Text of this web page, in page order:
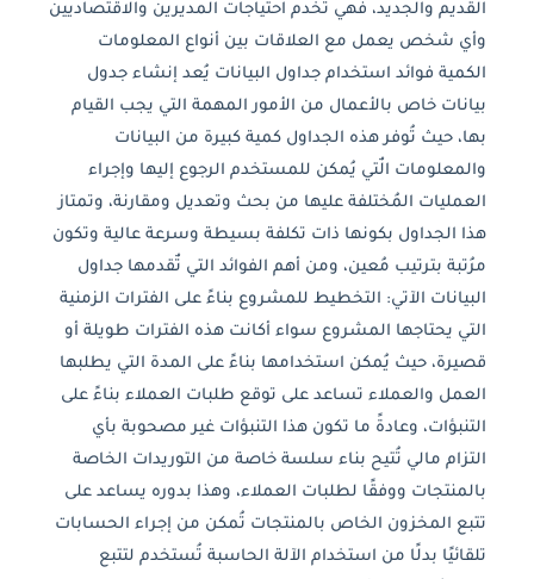
القديم والجديد، فهي تخدم احتياجات المديرين والاقتصاديين
وأي شخص يعمل مع العلاقات بين أنواع المعلومات
الكمية فوائد استخدام جداول البيانات يُعد إنشاء جدول
بيانات خاص بالأعمال من الأمور المهمة التي يجب القيام
بها، حيث تُوفر هذه الجداول كمية كبيرة من البيانات
والمعلومات الٌتي يُمكن للمستخدم الرجوع إليها وإجراء
العمليات المُختلفة عليها من بحث وتعديل ومقارنة، وتمتاز
هذا الجداول بكونها ذات تكلفة بسيطة وسرعة عالية وتكون
مرُتبة بترتيب مُعين، ومن أهم الفوائد التي تٌقدمها جداول
البيانات الآتي: التخطيط للمشروع بناءً على الفترات الزمنية
التي يحتاجها المشروع سواء أكانت هذه الفترات طويلة أو
قصيرة، حيث يُمكن استخدامها بناءً على المدة التي يطلبها
العمل والعملاء تساعد على توقع طلبات العملاء بناءً على
التنبؤات، وعادةً ما تكون هذا التنبؤات غير مصحوبة بأي
التزام مالي تُتيح بناء سلسة خاصة من التوريدات الخاصة
بالمنتجات ووفقًا لطلبات العملاء، وهذا بدوره يساعد على
تتبع المخزون الخاص بالمنتجات تُمكن من إجراء الحسابات
تلقائيًا بدلًا من استخدام الآلة الحاسبة تُستخدم لتتبع